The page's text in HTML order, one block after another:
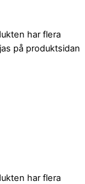
har flera
på produktsidan
har flera